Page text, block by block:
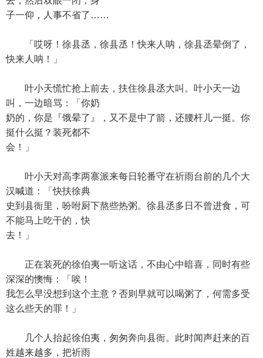
子一仰，人事不省了……
「哎呀！徐县丞，徐县丞！快来人呐，徐县丞晕倒了，
快来人呐！」
叶小天慌忙抢上前去，扶住徐县丞大叫。叶小天一边
叫，一边暗骂：「你奶
奶的，你是『饿晕了』，又不是中了箭，还腰杆儿一挺。你
挺什么挺？装死都不
会！」
叶小天对高李两寨派来每日轮番守在祈雨台前的几个大
汉喊道：「快扶徐典
史到县衙里，吩咐厨下熬些热粥。徐县丞多日不曾进食，可
不能马上吃干的，快
去！」
正在装死的徐伯夷一听这话，不由心中暗喜，同时有些
深深的懊悔：「唉！
我怎么早没想到这个主意？否则早就可以喝粥了，何需多受
这么些天的罪！」
几个人抬起徐伯夷，匆匆奔向县衙。此时闻声赶来的百
姓越来越多，把祈雨